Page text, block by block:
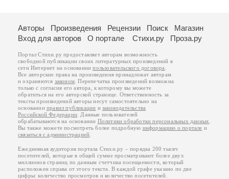
Авторы Произведения Рецензии Поиск
Магазин
Вход для авторов
О портале Стихи.ру Проза.ру
Портал Стихи.ру предоставляет авторам возможность
свободной публикации своих литературных произведений в
сети Интернет на основаниипользовательского договора
Все авторские права на произведения принадлежат авторам
и охраняются законом . Перепечатка произведений возможна
только с согласия его автора, к которому вы можете
обратиться на его авторской странице. Ответственность за
тексты произведений авторы несут самостоятельно на
основанииправил публикации изаконодательства
Российской Федерации . Данные пользователей
обрабатываются на основании Политики обработки персональных данных
Вы также можете посмотреть более подробную информацию о портале и
связаться с администрацией
Ежедневная аудитория портала Стихи.ру – порядка 200 тысяч
посетителей, которые в общей сумме просматривают более двух
миллионов страниц по данным счетчика посещаемости, который
расположен справа от этого текста. В каждой графе указано по две
цифры: количество просмотров и количество посетителей.